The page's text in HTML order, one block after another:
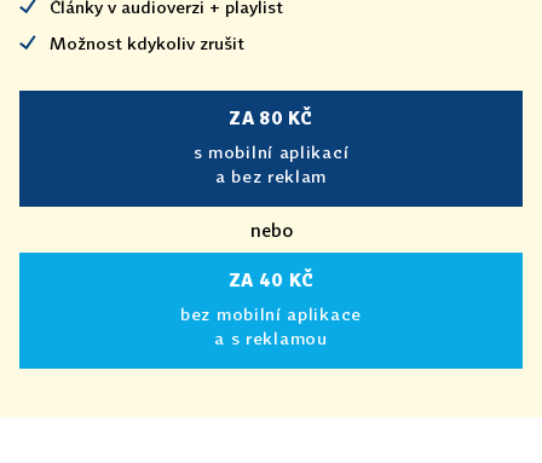
Články v audioverzi + playlist
Možnost kdykoliv zrušit
ZA 80 KČ
s mobilní aplikací
a bez reklam
nebo
ZA 40 KČ
bez mobilní aplikace
a s reklamou